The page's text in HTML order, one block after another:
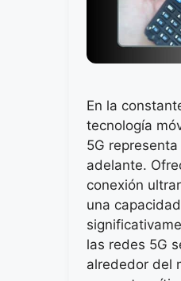
En la
tecnología
5G
adelante.
conexión
una
las redes 5G
alrededor del